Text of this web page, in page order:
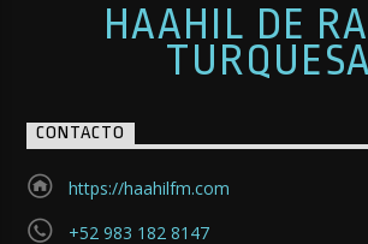
HAAHIL DE
TURQUESA
CONTACTO
https://haahilfm.com
+52 983 182 8147